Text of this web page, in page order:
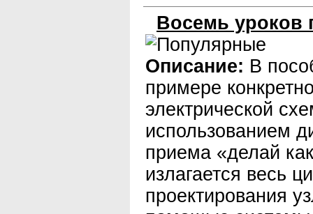
Восемь уроков
Описание: В
примере
электрической
использованием
приема «делай
излагается весь
проектирования